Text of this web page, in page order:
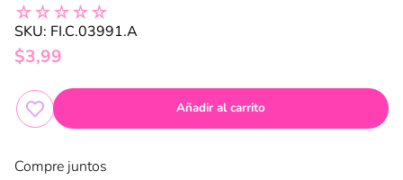
☆☆☆☆☆
SKU: FI.C.03991.A
$3,99
Añadir al carrito
Compre juntos